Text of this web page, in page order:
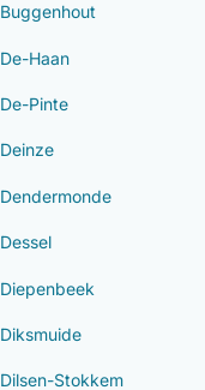
Buggenhout
De-Haan
De-Pinte
Deinze
Dendermonde
Dessel
Diepenbeek
Diksmuide
Dilsen-Stokkem